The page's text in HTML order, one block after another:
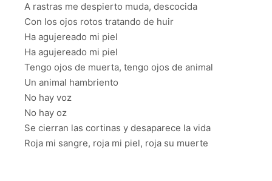
A rastras me despierto muda, descocida
Con los ojos rotos tratando de huir
Ha agujereado mi piel
Ha agujereado mi piel
Tengo ojos de muerta, tengo ojos de animal
Un animal hambriento
No hay voz
No hay oz
Se cierran las cortinas y desaparece la vida
Roja mi sangre, roja mi piel, roja su muerte